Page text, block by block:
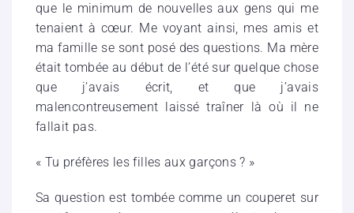
que le minimum de nouvelles aux gens qui me
tenaient à cœur. Me voyant ainsi, mes amis et
ma famille se sont posé des questions. Ma mère
était tombée au début de l’été sur quelque chose
que j’avais écrit, et que j’avais
malencontreusement laissé traîner là où il ne
fallait pas.
« Tu préfères les filles aux garçons ? »
Sa question est tombée comme un couperet sur